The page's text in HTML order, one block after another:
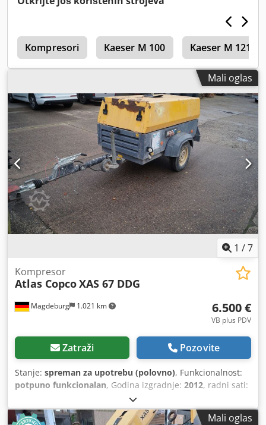
Kompresori Kaeser M 100 Kaeser M 121
Mali oglas
1 /7
Magdeburg 1.021 km
Kompresor
Atlas CopcoXAS 67 DDG
6.500 €
VB plus PDV
Zatraži Pozovite
Stanje: spreman za upotrebu (polovno), Funkcionalnost:
potpuno funkcionalan, Godina izgradnje: 2012, radni sati:
Mali oglas